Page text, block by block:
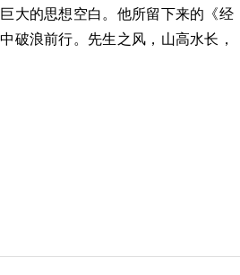
大的思想空白。他所留下来的《经
破浪前行。先生之风，山高水长，